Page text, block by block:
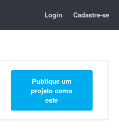
Login Cadastre-se
Publique um
projeto como
este